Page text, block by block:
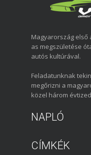
Magyarország első
as megszületése
autós kultúrával.
Feladatunknak
megőrizni a
közel három
NAPLÓ
CÍMKÉK